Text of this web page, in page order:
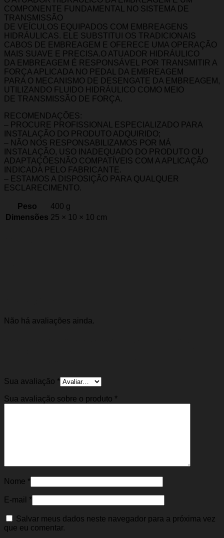
COMPONENTE FUNDAMENTAL NO SISTEMA DE
TRANSMISSÃO
DE VEÍCULOS EQUIPADOS COM EMBREAGENS
HIDRÁULICAS. ELE SUBSTITUI OS TRADICIONAIS
CABOS DE EMBREAGEM E OFERECE UMA OPERAÇÃO
MAIS SUAVE E PRECISA.O ATUADOR HIDRÁULICO
DA EMBREAGEM É RESPONSÁVEL POR TRANSMITIR A
FORÇA APLICADA NO PEDAL DA EMBREAGEM
PARA O MECANISMO DE DESENGATE DA EMBREAGEM,
UTILIZANDO FLUIDO HIDRÁULICO COMO MEIO
DE TRANSMISSÃO DE FORÇA.
RECOMENDAÇÕES:
– PROCURE PROFISSIONAL ESPECIALIZADO PARA
INSTALAÇÃO DO PRODUTO ADQUIRIDO;
– NÃO NOS RESPONSABILIZAMOS POR MÁ
INSTALAÇÃO, USO INADEQUADO DO PRODUTO OU
ADAPTAÇÕESNÃO COMPATÍVEIS COM A APLICAÇÃO
INDICADA PELO FABRICANTE.
– ESTAMOS A DISPOSIÇÃO PARA QUALQUER
ESCLARECIMENTO.
Peso
400 g
Dimensões 25 × 10 × 10 cm
Não há avaliações ainda.
Sua avaliação *
Sua avaliação sobre o produto *
Nome *
E-mail *
Salvar meus dados neste navegador para a próxima vez
que eu comentar.